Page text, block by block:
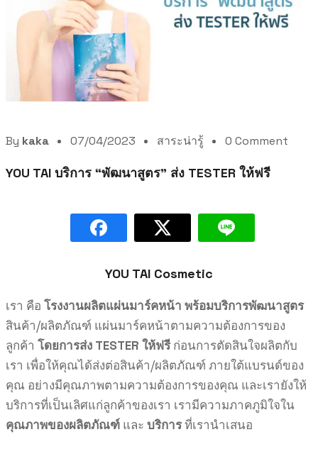
By kaka 07/04/2023 สาระน่ารู้ 0 Comment
YOU TAI บริการ “พัฒนาสูตร” ส่ง TESTER ให้ฟรี
YOU TAI Cosmetic
เรา คือ โรงงานผลิตแผ่นมาร์คหน้า พร้อมบริการพัฒนาสูตร
สินค้า/ผลิตภัณฑ์ แผ่นมาร์คหน้าตามความต้องการของ
ลูกค้า โดยการส่ง TESTER ให้ฟรีก่อนการตัดสินใจผลิตกับ
เรา เพื่อให้คุณได้ส่งต่อสินค้า/ผลิตภัณฑ์ ภายใต้แบรนด์ของ
คุณ อย่างมีคุณภาพตามความต้องการของคุณ และเรายังให้
บริการที่เป็นเลิศแก่ลูกค้าของเรา เรามีความภาคภูมิใจใน
คุณภาพของผลิตภัณฑ์ และ บริการที่เรานำเสนอ